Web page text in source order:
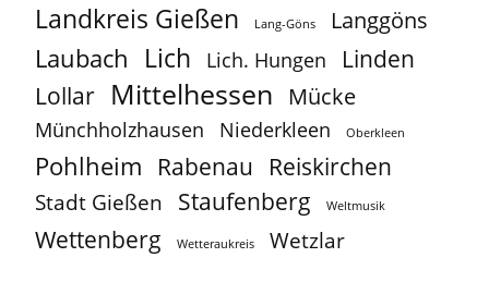
Landkreis Gießen Lang-Göns Langgöns
Laubach Lich Lich. Hungen Linden
Lollar Mittelhessen Mücke
Münchholzhausen Niederkleen Oberkleen
Pohlheim Rabenau Reiskirchen
Stadt Gießen Staufenberg Weltmusik
Wettenberg Wetteraukreis Wetzlar